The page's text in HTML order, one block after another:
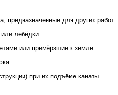
предназначенные для других работ
или лебёдки
или примёрзшие к земле
при их подъёме канаты